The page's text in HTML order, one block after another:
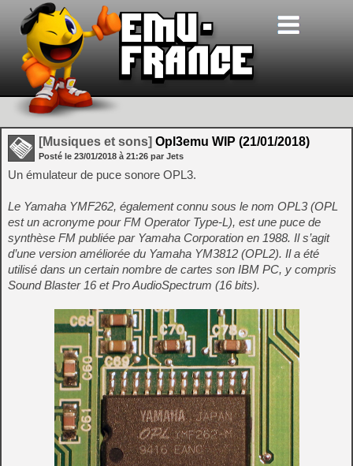
[Musiques et sons] Opl3emu WIP (21/01/2018)
Posté le 23/01/2018 à 21:26 par Jets
Un émulateur de puce sonore OPL3.
Le Yamaha YMF262, également connu sous le nom OPL3 (OPL
est un acronyme pour FM Operator Type-L), est une puce de
synthèse FM publiée par Yamaha Corporation en 1988. Il s’agit
d’une version améliorée du Yamaha YM3812 (OPL2). Il a été
utilisé dans un certain nombre de cartes son IBM PC, y compris
Sound Blaster 16 et Pro AudioSpectrum (16 bits).